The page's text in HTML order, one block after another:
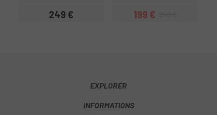
Prix
249 € Prix
199 €Prix habituel
EXPLORER
INFORMATIONS